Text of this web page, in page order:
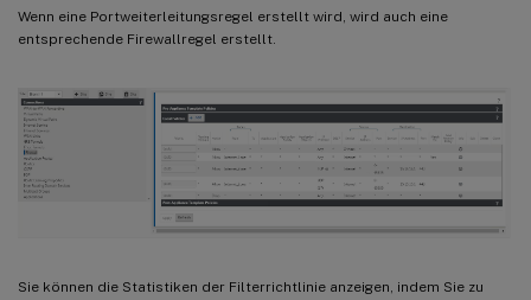
Wenn eine Portweiterleitungsregel erstellt wird, wird auch eine
entsprechende Firewallregel erstellt.
Sie können die Statistiken der Filterrichtlinie anzeigen, indem Sie zu